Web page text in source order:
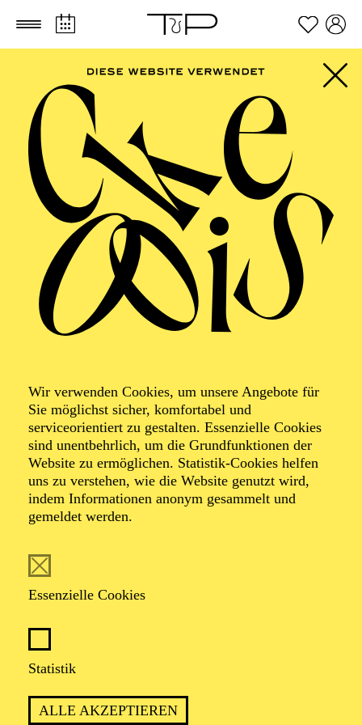
Zum Hauptinhalt springen Zum Footer springen
Wir verwenden Cookies, um unsere Angebote für
Sie möglichst sicher, komfortabel und
serviceorientiert zu gestalten. Essenzielle Cookies
sind unentbehrlich, um die Grundfunktionen der
Website zu ermöglichen. Statistik-Cookies helfen
uns zu verstehen, wie die Website genutzt wird,
indem Informationen anonym gesammelt und
gemeldet werden.
Essenzielle Cookies
Statistik
ALLE AKZEPTIEREN
Foto: Benne Ochs
Albrecht
Kludszuweit
Albrecht Kludszuweit wurde in Dresden ausgebildet
sowie später bei Viorica Lambrache in Kaiserslautern
und bei Ks. Uta Priew in Berlin. Nach ersten
Darmstadt ist er seit 2004 Ensemblemitglied am Aalto-